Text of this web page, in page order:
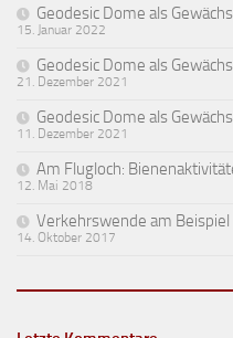
Geodesic Dome als
15. Januar 2022
Geodesic Dome als
21. Dezember 2021
Geodesic Dome als
11. Dezember 2021
Am Flugloch:
12. Mai 2018
Verkehrswende am Beispiel
14. Oktober 2017